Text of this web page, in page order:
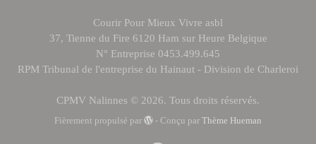
Courir Pour Mieux Vivre asbl
37, Tienne du Fire 6120 Ham sur Heure Belgique
N° Entreprise 0453.499.645
RPM Tribunal de l'entreprise du Hainaut - Division de Charleroi
CPMV Nalinnes © 2026. Tous droits réservés.
Fièrement propulsé par - Conçu parThème Hueman